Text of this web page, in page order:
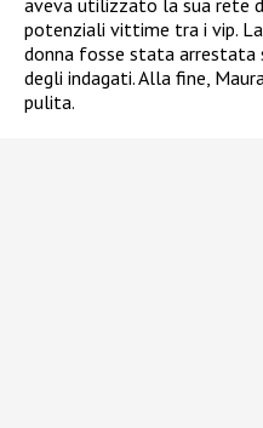
potenziali vittime tra i vip.
donna fosse stata arrestata
degli indagati. Alla fine,
pulita.